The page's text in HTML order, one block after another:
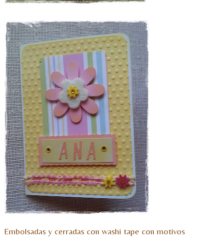
Embolsadas y cerradas con washi tape con motivos